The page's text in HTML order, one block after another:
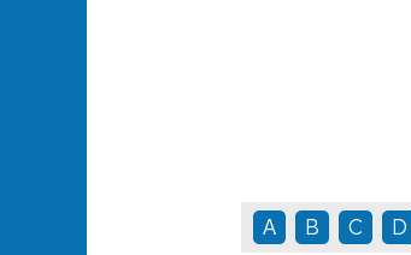
A B C D